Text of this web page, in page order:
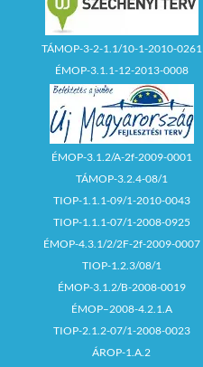
TÁMOP-3-2-1.1/10-1-2010-0261
ÉMOP-3.1.1-12-2013-0008
ÉMOP-3.1.2/A-2f-2009-0001
TÁMOP-3.2.4-08/1
TIOP-1.1.1-09/1-2010-0043
TIOP-1.1.1-07/1-2008-0925
ÉMOP-4.3.1/2/2F-2f-2009-0007
TIOP-1.2.3/08/1
ÉMOP-3.1.2/B-2008-0019
ÉMOP–2008-4.2.1.A
TIOP-2.1.2-07/1-2008-0023
ÁROP-1.A.2